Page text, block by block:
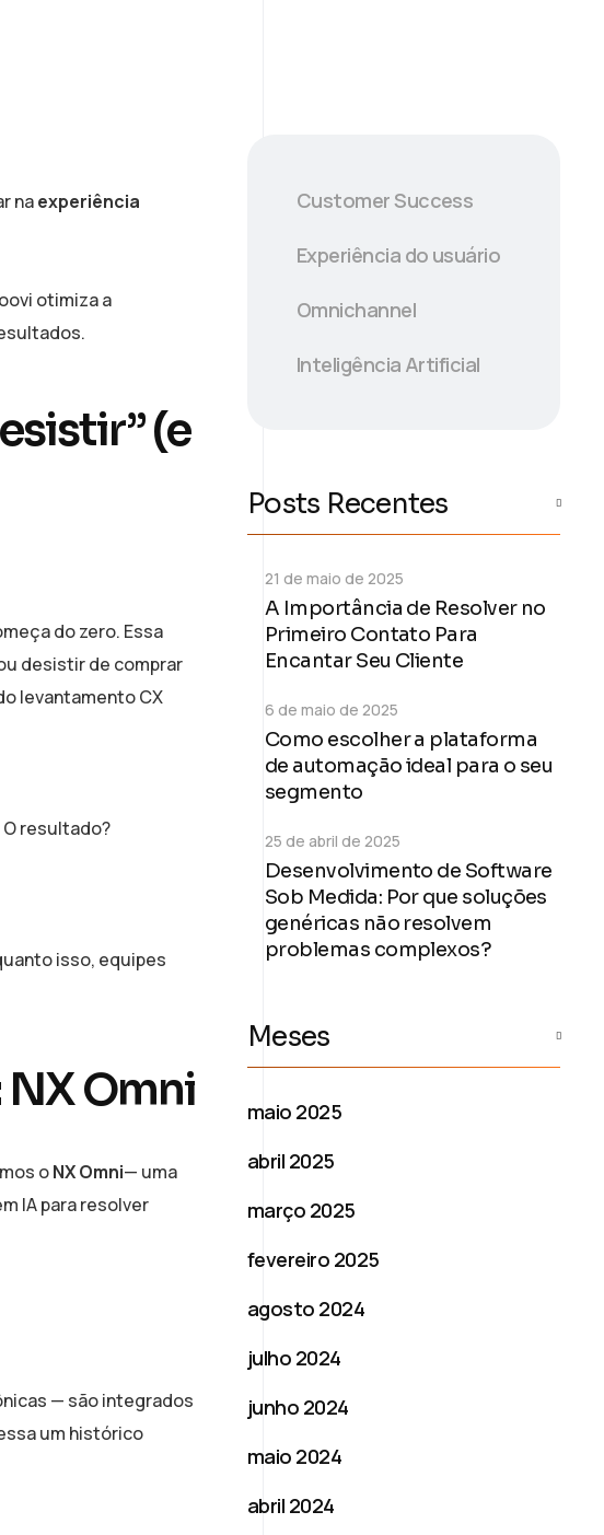
naexperiência
otimiza a
(e
do zero. Essa
desistir de comprar
levantamento CX
resultado?
isso, equipes
Omni
oNX Omni— uma
IA para resolver
— são integrados
um histórico
Customer Success
Experiência do usuário
Omnichannel
Inteligência Artificial
Posts Recentes
A Importância de Resolver no
Primeiro Contato Para
Encantar Seu Cliente
21 de maio de 2025
Como escolher a plataforma
de automação ideal para o seu
segmento
6 de maio de 2025
Desenvolvimento de Software
Sob Medida: Por que soluções
genéricas não resolvem
problemas complexos?
25 de abril de 2025
Meses
maio 2025
abril 2025
março 2025
fevereiro 2025
agosto 2024
julho 2024
junho 2024
maio 2024
abril 2024